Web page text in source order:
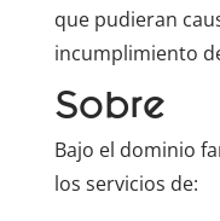
que pudieran
incumplimiento
Sobre
Bajo el dominio
los servicios de: